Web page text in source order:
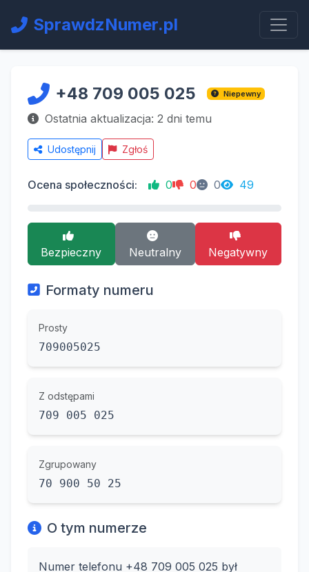
SprawdzNumer.pl
+48 709 005 025 Niepewny
Ostatnia aktualizacja: 2 dni temu
Udostępnij Zgłoś
Ocena społeczności: 0 0 0 49
Bezpieczny Neutralny Negatywny
Formaty numeru
Prosty
709005025
Z odstępami
709 005 025
Zgrupowany
70 900 50 25
O tym numerze
Numer telefonu +48 709 005 025 był